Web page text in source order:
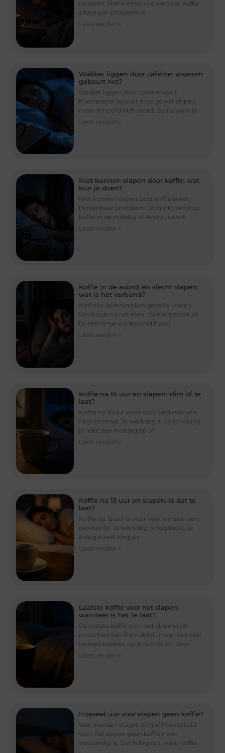
inslapen. Veel mensen denken dat koffie
alleen een probleem is
Lees verder »
Wakker liggen door cafeïne: waarom
gebeurt het?
Wakker liggen door cafeïne voelt
frustrerend. Je bent moe, je wilt slapen,
maar je hoofd blijft actief. Soms weet je
Lees verder »
Niet kunnen slapen door koffie: wat
kun je doen?
Niet kunnen slapen door koffie is een
herkenbaar probleem. Je drinkt een kop
koffie in de middag of avond, denkt
Lees verder »
Koffie in de avond en slecht slapen:
wat is het verband?
Koffie in de avond kan gezellig voelen.
Een kopje na het eten, tijdens bezoek of
bij een lange werkavond hoort
Lees verder »
Koffie na 16 uur en slapen: slim of te
laat?
Koffie na 16 uur voelt voor veel mensen
nog normaal. Je werkdag is bijna voorbij,
je hebt een middagdip of
Lees verder »
Koffie na 15 uur en slapen: is dat te
laat?
Koffie na 15 uur is voor veel mensen een
gewoonte. Je werkdag is nog bezig, je
energie zakt weg en
Lees verder »
Laatste koffie voor het slapen:
wanneer is het te laat?
De laatste koffie voor het slapen lijkt
misschien een klein detail, maar kan veel
invloed hebben op je nachtrust. Voor
Lees verder »
Hoeveel uur voor slapen geen koffie?
Veel mensen vragen zich af hoeveel uur
voor het slapen geen koffie meer
verstandig is. Dat is logisch, want koffie